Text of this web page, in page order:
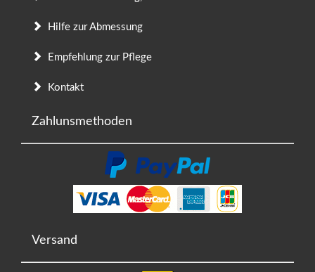
Hilfe zur Abmessung
Empfehlung zur Pflege
Kontakt
Zahlunsmethoden
Versand